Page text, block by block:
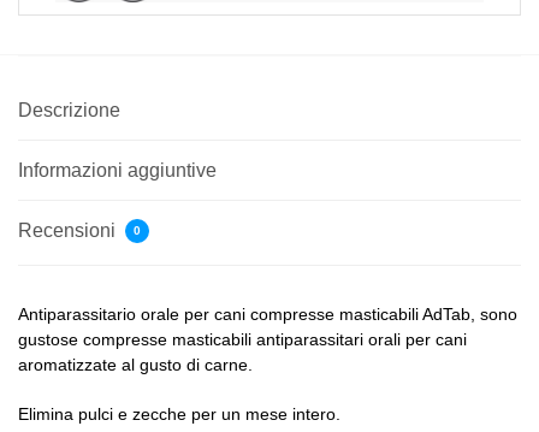
Descrizione
Informazioni aggiuntive
Recensioni 0
Antiparassitario orale per cani compresse masticabili AdTab, sono
gustose compresse masticabili antiparassitari orali per cani
aromatizzate al gusto di carne.
Elimina pulci e zecche per un mese intero.